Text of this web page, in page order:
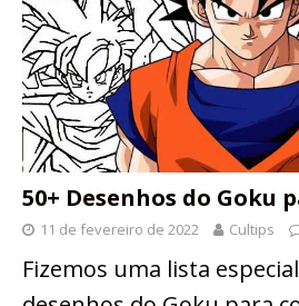
50+ Desenhos do Goku
11 de fevereiro de 2022 Cultips
Fizemos uma lista